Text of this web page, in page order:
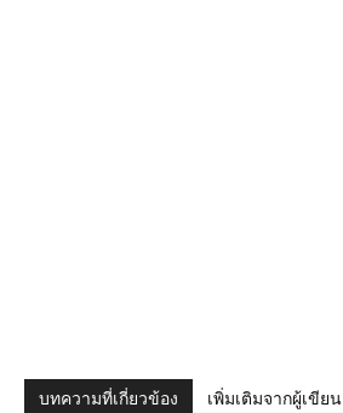
บทความที่เกี่ยวข้อง เพิ่มเติมจากผู้เขียน